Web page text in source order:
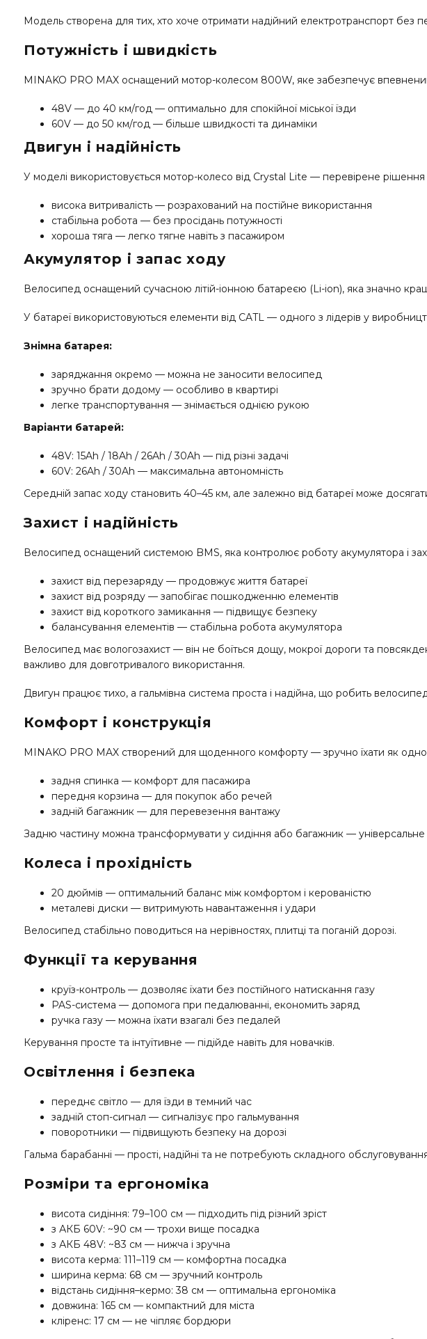
Модель створена для тих, хто хоче отримати надійний електротранспорт без
Потужність і швидкість
MINAKO PRO MAX оснащений мотор-колесом 800W, яке забезпечує впевнений
48V — до 40 км/год — оптимально для спокійної міської їзди
60V — до 50 км/год — більше швидкості та динаміки
Двигун і надійність
У моделі використовується мотор-колесо від Crystal Lite — перевірене рішення
висока витривалість — розрахований на постійне використання
стабільна робота — без просідань потужності
хороша тяга — легко тягне навіть з пасажиром
Акумулятор і запас ходу
Велосипед оснащений сучасною літій-іонною батареєю (Li-ion), яка значно
У батареї використовуються елементи від CATL — одного з лідерів у
Знімна батарея:
заряджання окремо — можна не заносити велосипед
зручно брати додому — особливо в квартирі
легке транспортування — знімається однією рукою
Варіанти батарей:
48V: 15Ah / 18Ah / 26Ah / 30Ah — під різні задачі
60V: 26Ah / 30Ah — максимальна автономність
Середній запас ходу становить 40–45 км, але залежно від батареї може
Захист і надійність
Велосипед оснащений системою BMS, яка контролює роботу акумулятора і
захист від перезаряду — продовжує життя батареї
захист від розряду — запобігає пошкодженню елементів
захист від короткого замикання — підвищує безпеку
балансування елементів — стабільна робота акумулятора
Велосипед має вологозахист — він не боїться дощу, мокрої дороги та
важливо для довготривалого використання.
Двигун працює тихо, а гальмівна система проста і надійна, що робить
Комфорт і конструкція
MINAKO PRO MAX створений для щоденного комфорту — зручно їхати як
задня спинка — комфорт для пасажира
передня корзина — для покупок або речей
задній багажник — для перевезення вантажу
Задню частину можна трансформувати у сидіння або багажник — універсальне
Колеса і прохідність
20 дюймів — оптимальний баланс між комфортом і керованістю
металеві диски — витримують навантаження і удари
Велосипед стабільно поводиться на нерівностях, плитці та поганій дорозі.
Функції та керування
круїз-контроль — дозволяє їхати без постійного натискання газу
PAS-система — допомога при педалюванні, економить заряд
ручка газу — можна їхати взагалі без педалей
Керування просте та інтуїтивне — підійде навіть для новачків.
Освітлення і безпека
переднє світло — для їзди в темний час
задній стоп-сигнал — сигналізує про гальмування
поворотники — підвищують безпеку на дорозі
Гальма барабанні — прості, надійні та не потребують складного
Розміри та ергономіка
висота сидіння: 79–100 см — підходить під різний зріст
з АКБ 60V: ~90 см — трохи вище посадка
з АКБ 48V: ~83 см — нижча і зручна
висота керма: 111–119 см — комфортна посадка
ширина керма: 68 см — зручний контроль
відстань сидіння–кермо: 38 см — оптимальна ергономіка
довжина: 165 см — компактний для міста
кліренс: 17 см — не чіпляє бордюри